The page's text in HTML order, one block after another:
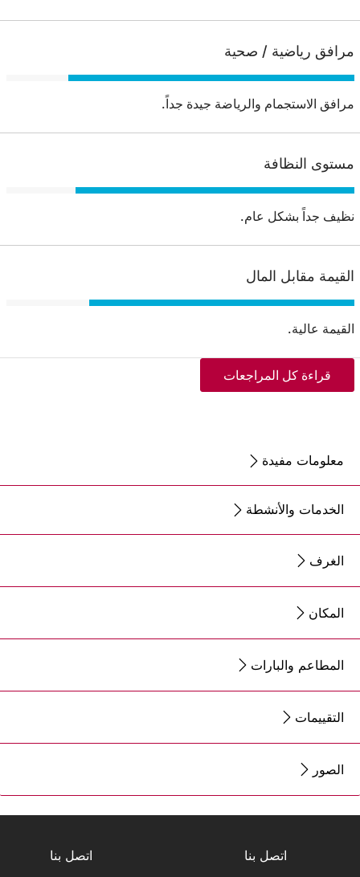
مرافق رياضية / صحية
مرافق الاستجمام والرياضة جيدة جداً.
مستوى النظافة
نظيف جداً بشكل عام.
القيمة مقابل المال
القيمة عالية.
قراءة كل المراجعات
معلومات مفيدة
الخدمات والأنشطة
الغرف
المكان
المطاعم والبارات
التقييمات
الصور
اتصل بنا اتصل بنا